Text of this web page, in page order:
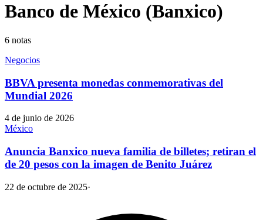
Banco de México (Banxico)
6 notas
Negocios
BBVA presenta monedas conmemorativas del
Mundial 2026
4 de junio de 2026
México
Anuncia Banxico nueva familia de billetes; retiran el
de 20 pesos con la imagen de Benito Juárez
22 de octubre de 2025·